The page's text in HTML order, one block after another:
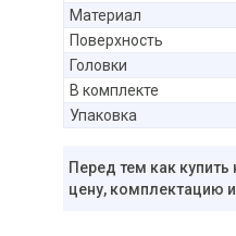
Материал
Поверхность
Головки
В комплекте
Упаковка
Перед тем как купить
цену, комплектацию и